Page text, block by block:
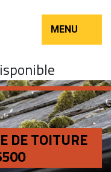
MENU
DE TOITURE